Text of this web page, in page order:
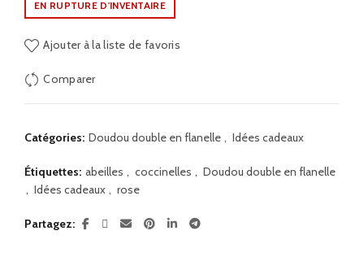
EN RUPTURE D'INVENTAIRE
Ajouter à la liste de favoris
Comparer
Catégories: Doudou double en flanelle , Idées cadeaux
Étiquettes: abeilles , coccinelles , Doudou double en flanelle
, Idées cadeaux , rose
Partagez